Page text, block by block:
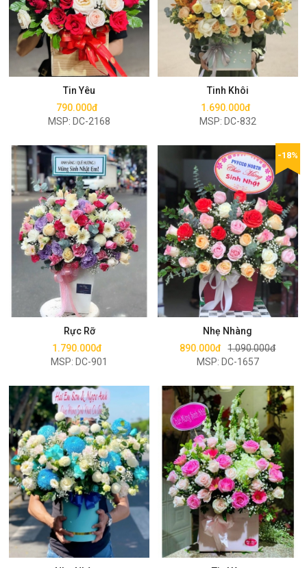
Tin Yêu
790.000đ
MSP: DC-2168
Mua ngay
Tinh Khôi
1.690.000đ
MSP: DC-832
Mua ngay
Rực Rỡ
1.790.000đ
MSP: DC-901
Mua ngay
Nhẹ Nhàng
890.000đ 1.090.000đ
MSP: DC-1657
-18%
Mua ngay
Mua ngay Mua ngay